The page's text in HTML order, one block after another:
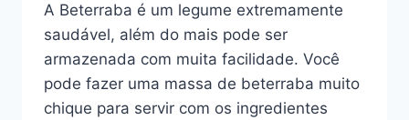
A Beterraba é um legume extremamente
saudável, além do mais pode ser
armazenada com muita facilidade. Você
pode fazer uma massa de beterraba muito
chique para servir com os ingredientes